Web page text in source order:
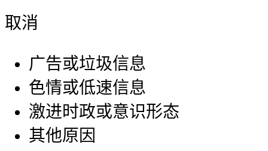
取消
广告或垃圾信息
色情或低速信息
激进时政或意识形态
其他原因